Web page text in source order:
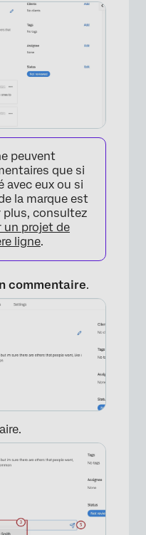
×
peuvent
que si
avec eux ou si
la marque est
plus, consultez
un projet de
ligne.
commentaire.